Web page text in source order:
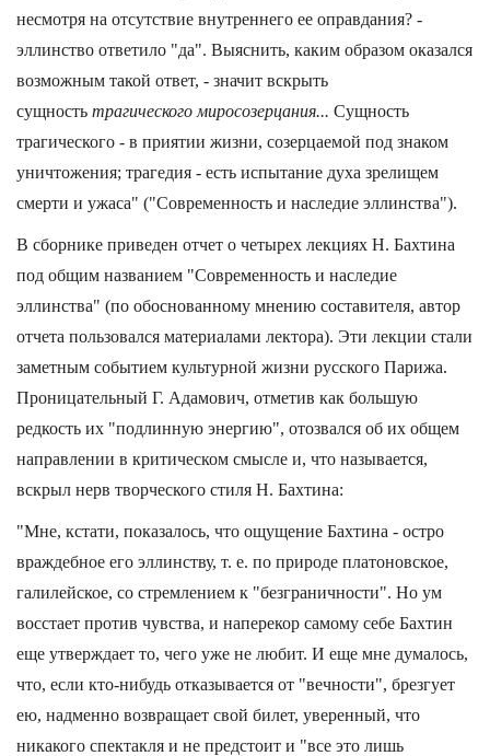
несмотря на отсутствие внутреннего ее оправдания? -
эллинство ответило "да". Выяснить, каким образом оказался
возможным такой ответ, - значит вскрыть
сущность трагического миросозерцания... Сущность
трагического - в приятии жизни, созерцаемой под знаком
уничтожения; трагедия - есть испытание духа зрелищем
смерти и ужаса" ("Современность и наследие эллинства").
В сборнике приведен отчет о четырех лекциях Н. Бахтина
под общим названием "Современность и наследие
эллинства" (по обоснованному мнению составителя, автор
отчета пользовался материалами лектора). Эти лекции стали
заметным событием культурной жизни русского Парижа.
Проницательный Г. Адамович, отметив как большую
редкость их "подлинную энергию", отозвался об их общем
направлении в критическом смысле и, что называется,
вскрыл нерв творческого стиля Н. Бахтина:
"Мне, кстати, показалось, что ощущение Бахтина - остро
враждебное его эллинству, т. е. по природе платоновское,
галилейское, со стремлением к "безграничности". Но ум
восстает против чувства, и наперекор самому себе Бахтин
еще утверждает то, чего уже не любит. И еще мне думалось,
что, если кто-нибудь отказывается от "вечности", брезгует
ею, надменно возвращает свой билет, уверенный, что
никакого спектакля и не предстоит и "все это лишь